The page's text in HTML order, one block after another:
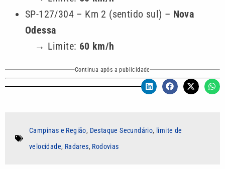
SP-127/304 – Km 2 (sentido sul) – Nova
Odessa
→ Limite: 60 km/h
Continua após a publicidade
Campinas e Região, Destaque Secundário, limite de
velocidade, Radares, Rodovias